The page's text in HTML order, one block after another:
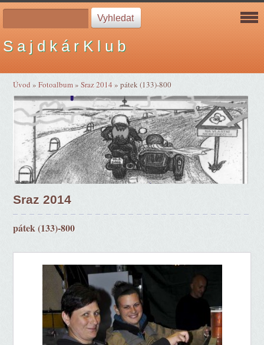
S a j d k á r K l u b
Úvod »Fotoalbum»Sraz 2014»pátek (133)-800
Sraz 2014
pátek (133)-800